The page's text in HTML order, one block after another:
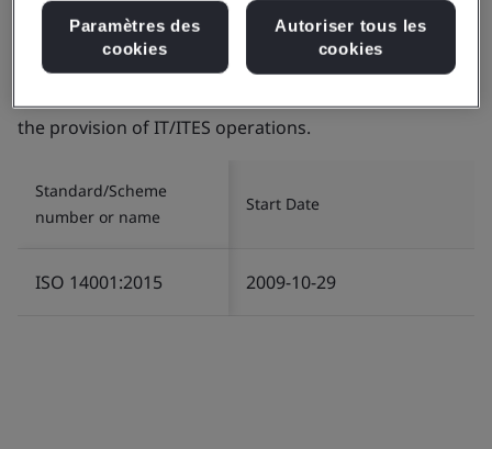
Certificate number:EMS 553818
Scope:
The management of Environment related
the provision of IT/ITES operations.
Standard/Scheme
number or name
Start Date
ISO 14001:2015 2009-10-29
Paramètres des
cookies
Autoriser tous les
cookies